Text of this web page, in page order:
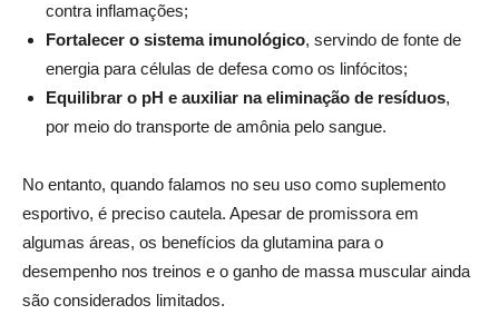
contra inflamações;
Fortalecer o sistema imunológico, servindo de fonte de
energia para células de defesa como os linfócitos;
Equilibrar o pH e auxiliar na eliminação de resíduos,
por meio do transporte de amônia pelo sangue.
No entanto, quando falamos no seu uso como suplemento
esportivo, é preciso cautela. Apesar de promissora em
algumas áreas, os benefícios da glutamina para o
desempenho nos treinos e o ganho de massa muscular ainda
são considerados limitados.